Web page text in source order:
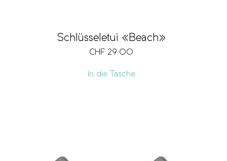
Schlüsseletui «Beach»
CHF 29.00
In die Tasche